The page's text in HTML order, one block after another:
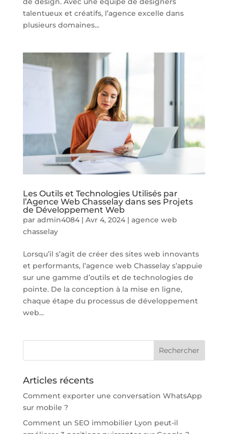
talentueux et créatifs, l’agence excelle dans
plusieurs domaines...
Les Outils et Technologies Utilisés par
l’Agence Web Chasselay dans ses Projets
de Développement Web
par admin4084| Avr 4, 2024| agence web
chasselay
Lorsqu’il s’agit de créer des sites web innovants
et performants, l’agence web Chasselay s’appuie
sur une gamme d’outils et de technologies de
pointe. De la conception à la mise en ligne,
chaque étape du processus de développement
web...
Articles récents
Comment exporter une conversation WhatsApp
sur mobile ?
Comment un SEO immobilier Lyon peut-il